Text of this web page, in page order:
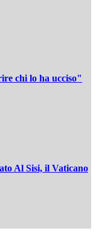
chi lo ha ucciso"
Al Sisi, il Vaticano